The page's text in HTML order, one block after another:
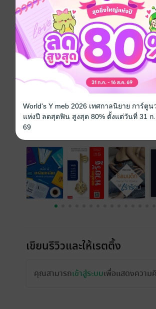
อยากได้ ซื้อเป็นของขวัญ ติดตาม
ประเภทไฟล์
วันที่วางขาย 17
ราคาปก 85 บาท (
เรื่องที่คุณน่าจะสนใจ
เขียนรีวิวและให้เรตติ้ง
คุณสามารถเข้าสู่ระบบเพื่อแสดงความ
World's Y meb 2026 เทศกาลนิยาย การ์ตู
แห่งปี ลดสุดฟิน สูงสุด 80% ตั้งแต่วันที่ 31 ก
69